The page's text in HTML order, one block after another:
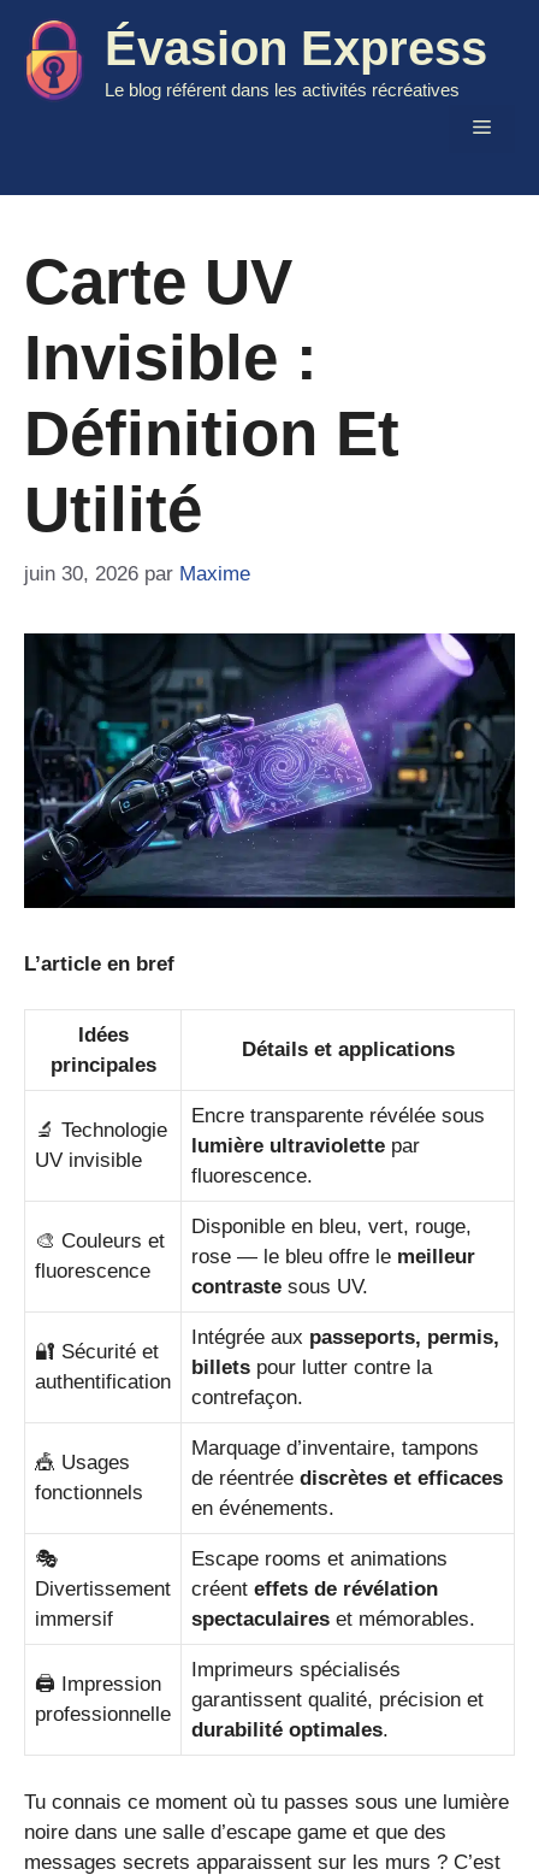
contenu
Évasion Express
Le blog référent dans les activités récréatives
Menu
Carte UV
Invisible :
Définition Et
Utilité
juin 30, 2026 par Maxime
L’article en bref
Idées
principales
Détails et applications
🔬 Technologie
UV invisible
Encre transparente révélée sous
lumière ultraviolette par
fluorescence.
🎨 Couleurs et
fluorescence
Disponible en bleu, vert, rouge,
rose — le bleu offre le meilleur
contraste sous UV.
🔐 Sécurité et
authentification
Intégrée aux passeports, permis,
billets pour lutter contre la
contrefaçon.
🎪 Usages
fonctionnels
Marquage d’inventaire, tampons
de réentrée discrètes et efficaces
en événements.
🎭
Divertissement
immersif
Escape rooms et animations
créent effets de révélation
spectaculaires et mémorables.
🖨️ Impression
professionnelle
Imprimeurs spécialisés
garantissent qualité, précision et
durabilité optimales.
Tu connais ce moment où tu passes sous une lumière
noire dans une salle d’escape game et que des
messages secrets apparaissent sur les murs ? C’est